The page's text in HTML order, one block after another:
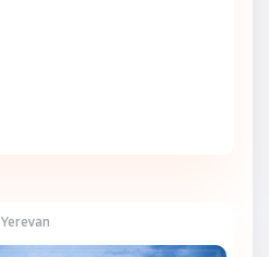
Yerevan